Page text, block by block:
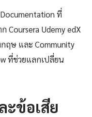
ที่
Coursera Udemy edX
ฤษ และ Community
ที่ช่วยแลกเปลี่ยน
ะข้อเสีย